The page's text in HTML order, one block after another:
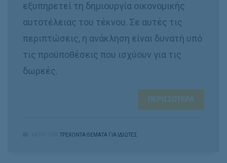
εξυπηρετεί τη δημιουργία οικονομικής
αυτοτέλειας του τέκνου. Σε αυτές τις
περιπτώσεις, η ανάκληση είναι δυνατή υπό
τις προϋποθέσεις που ισχύουν για τις
δωρεές.
ΠΕΡΙΣΣΌΤΕΡΑ
ΤΡΕΧΟΝΤΑ ΘΕΜΑΤΑ ΓΙΑ ΙΔΙΩΤΕΣ